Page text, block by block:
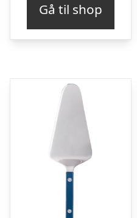
Gå til shop